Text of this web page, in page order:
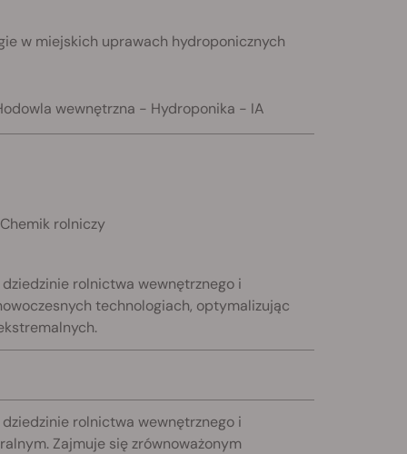
w miejskich uprawach hydroponicznych
wewnętrzna - Hydroponika - IA
rolniczy
rolnictwa wewnętrznego i
technologiach, optymalizując
rolnictwa wewnętrznego i
Zajmuje się zrównoważonym